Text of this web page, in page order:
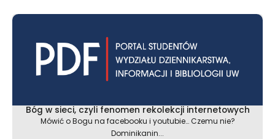
Bóg w sieci, czyli fenomen rekolekcji internetowych
Mówić o Bogu na facebooku i youtubie… Czemu nie?
Dominikanin...